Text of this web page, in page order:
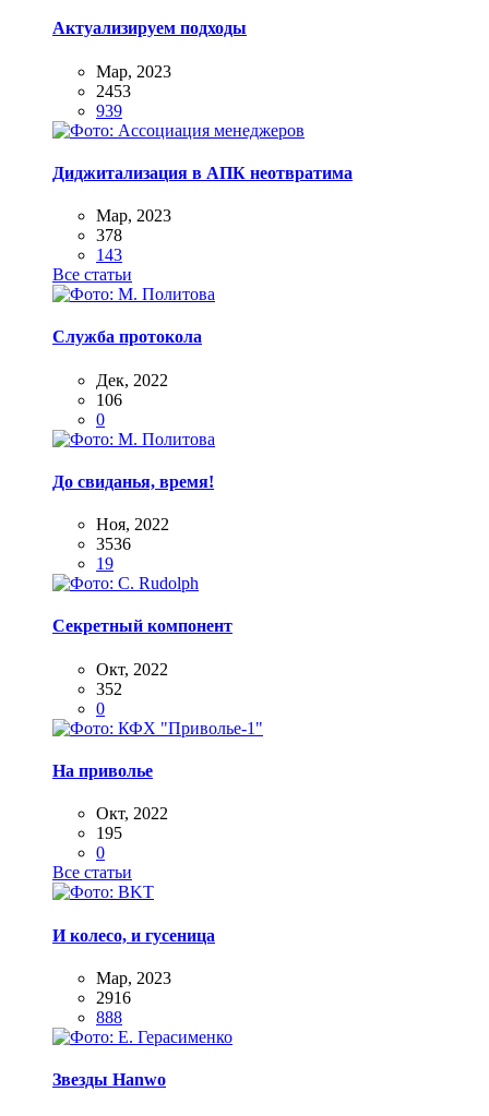
Актуализируем подходы
Мар, 2023
2453
939
Диджитализация в АПК неотвратима
Мар, 2023
378
143
Все статьи
Служба протокола
Дек, 2022
106
0
До свиданья, время!
Ноя, 2022
3536
19
Секретный компонент
Окт, 2022
352
0
На приволье
Окт, 2022
195
0
Все статьи
И колесо, и гусеница
Мар, 2023
2916
888
Звезды Hanwo